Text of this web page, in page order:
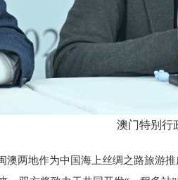
澳门特别行
澳两地作为中国海上丝绸之路旅游